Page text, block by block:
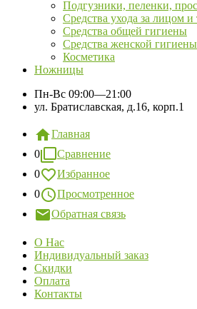
Подгузники, пеленки,
Средства ухода за лицом и
Средства общей гигиены
Средства женской гигиены
Косметика
Ножницы
Пн-Вс 09:00—21:00
ул. Братиславская, д.16, корп.1
Главная
0
Сравнение
0
Избранное
0
Просмотренное
Обратная связь
О Нас
Индивидуальный заказ
Скидки
Оплата
Контакты